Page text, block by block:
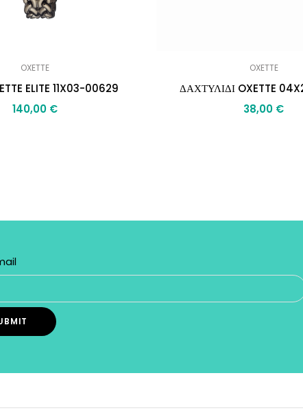
OXETTE
ELITE 11X03-00629
140,00 €
OXETTE
ΔΑΧΤΥΛΙΔΙ OXETTE
38,00 €